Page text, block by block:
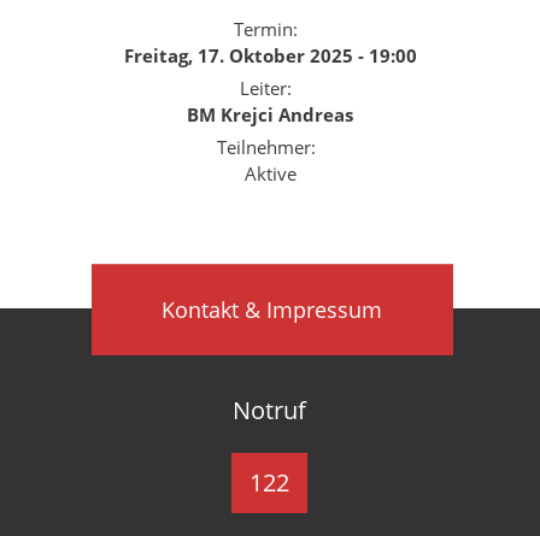
Termin:
Freitag, 17. Oktober 2025 - 19:00
Leiter:
BM Krejci Andreas
Teilnehmer:
Aktive
Kontakt & Impressum
Notruf
122